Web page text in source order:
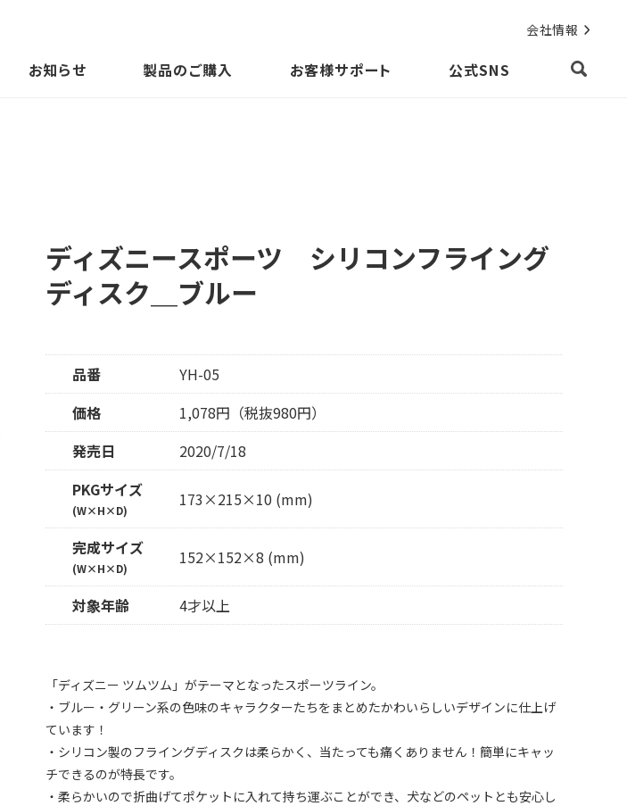
会社情報
お知らせ 製品のご購入 お客様サポート 公式SNS
ディズニースポーツ シリコンフライング
ディスク＿ブルー
品番
YH-05
価格
1,078円（税抜980円）
発売日
2020/7/18
PKGサイズ
(W×H×D)
173×215×10 (mm)
完成サイズ
(W×H×D)
152×152×8 (mm)
対象年齢 4才以上
「ディズニー ツムツム」がテーマとなったスポーツライン。
・ブルー・グリーン系の色味のキャラクターたちをまとめたかわいらしいデザインに仕上げ
ています！
・シリコン製のフライングディスクは柔らかく、当たっても痛くありません！簡単にキャッ
チできるのが特長です。
・柔らかいので折曲げてポケットに入れて持ち運ぶことができ、犬などのペットとも安心し